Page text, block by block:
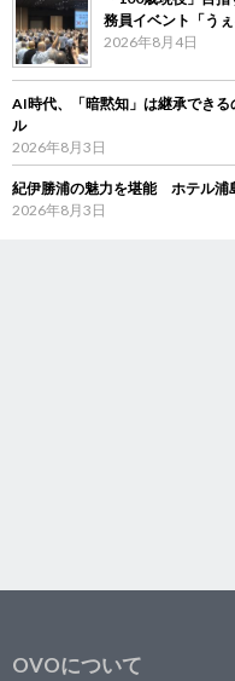
務員イベント「うぇ
2026年8月4日
AI時代、「暗黙知」は継承でき
ル
2026年8月3日
紀伊勝浦の魅力を堪能 ホテル浦
2026年8月3日
OVOについて